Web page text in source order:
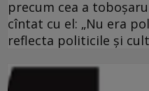
precum cea a
cîntat cu el: „Nu era
reflecta politicile şi